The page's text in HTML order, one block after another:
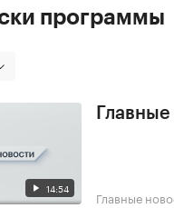
программы
14:54 Главные